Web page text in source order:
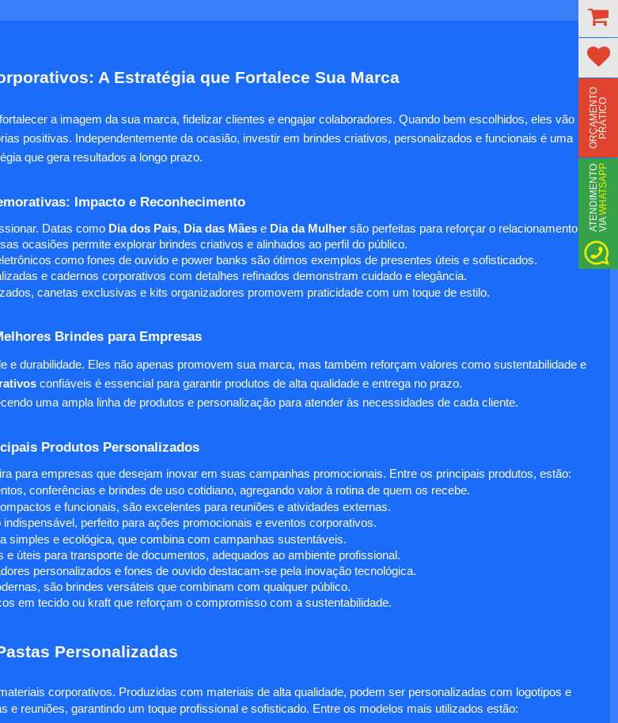
A Estratégia que Fortalece Sua Marca
a imagem da sua marca, fidelizar clientes e engajar colaboradores. Quando bem escolhidos, eles vão
positivas. Independentemente da ocasião, investir em brindes criativos, personalizados e funcionais é uma
que gera resultados a longo prazo.
Impacto e Reconhecimento
Datas como Dia dos Pais, Dia das Mães e Dia da Mulher são perfeitas para reforçar o relacionamento
ocasiões permite explorar brindes criativos e alinhados ao perfil do público.
como fones de ouvido e power banks são ótimos exemplos de presentes úteis e sofisticados.
e cadernos corporativos com detalhes refinados demonstram cuidado e elegância.
canetas exclusivas e kits organizadores promovem praticidade com um toque de estilo.
Brindes para Empresas
e durabilidade. Eles não apenas promovem sua marca, mas também reforçam valores como sustentabilidade e
confiáveis é essencial para garantir produtos de alta qualidade e entrega no prazo.
uma ampla linha de produtos e personalização para atender às necessidades de cada cliente.
Produtos Personalizados
para empresas que desejam inovar em suas campanhas promocionais. Entre os principais produtos, estão:
conferências e brindes de uso cotidiano, agregando valor à rotina de quem os recebe.
e funcionais, são excelentes para reuniões e atividades externas.
perfeito para ações promocionais e eventos corporativos.
simples e ecológica, que combina com campanhas sustentáveis.
e úteis para transporte de documentos, adequados ao ambiente profissional.
personalizados e fones de ouvido destacam-se pela inovação tecnológica.
são brindes versáteis que combinam com qualquer público.
em tecido ou kraft que reforçam o compromisso com a sustentabilidade.
Personalizadas
corporativos. Produzidas com materiais de alta qualidade, podem ser personalizadas com logotipos e
e reuniões, garantindo um toque profissional e sofisticado. Entre os modelos mais utilizados estão:
O
R
Ç
A
M
E
N
T
O
P
R
Á
T
I
CO
A
TE
N
D
I
M
E
N
T
O
V
I
AWHATSAPP